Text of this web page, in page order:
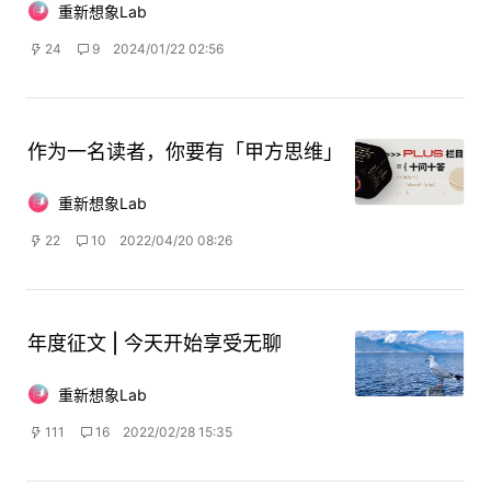
重新想象Lab
24 9 2024/01/22 02:56
作为一名读者，你要有「甲方思维」
重新想象Lab
22 10 2022/04/20 08:26
年度征文 | 今天开始享受无聊
重新想象Lab
111 16 2022/02/28 15:35